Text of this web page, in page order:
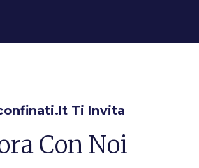
Ti Invita
Con Noi